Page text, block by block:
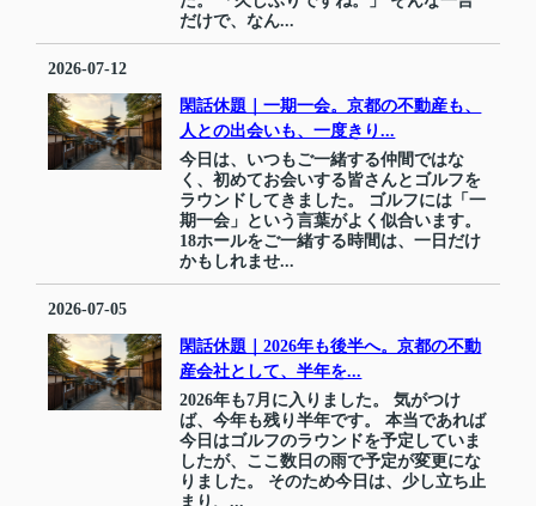
だけで、なん...
2026-07-12
閑話休題｜一期一会。京都の不動産も、
人との出会いも、一度きり...
今日は、いつもご一緒する仲間ではな
く、初めてお会いする皆さんとゴルフを
ラウンドしてきました。 ゴルフには「一
期一会」という言葉がよく似合います。
18ホールをご一緒する時間は、一日だけ
かもしれませ...
2026-07-05
閑話休題｜2026年も後半へ。京都の不動
産会社として、半年を...
2026年も7月に入りました。 気がつけ
ば、今年も残り半年です。 本当であれば
今日はゴルフのラウンドを予定していま
したが、ここ数日の雨で予定が変更にな
りました。 そのため今日は、少し立ち止
まり、...